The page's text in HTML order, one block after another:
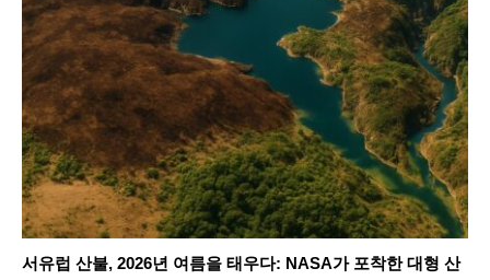
서유럽 산불, 2026년 여름을 태우다: NASA가 포착한 대형 산